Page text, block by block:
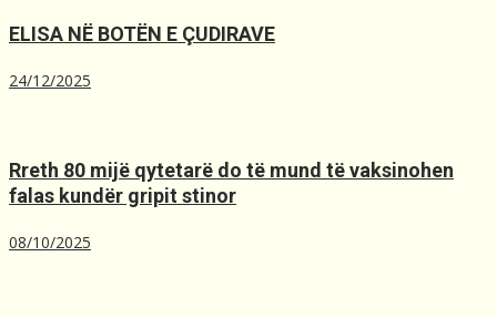
ELISA NË BOTËN E ÇUDIRAVE
24/12/2025
Rreth 80 mijë qytetarë do të mund të vaksinohen
falas kundër gripit stinor
08/10/2025